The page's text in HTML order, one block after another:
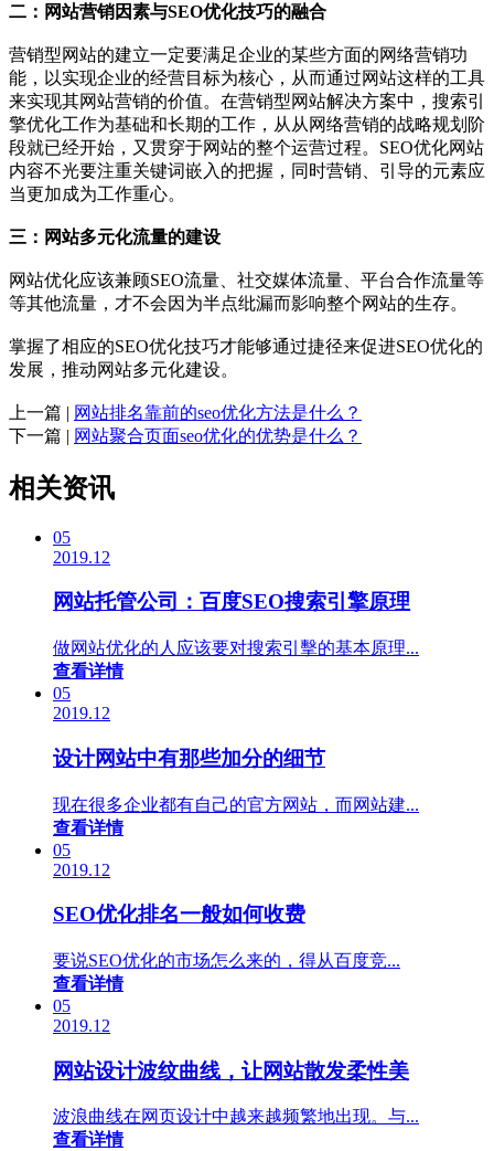
二：网站营销因素与SEO优化技巧的融合
营销型网站的建立一定要满足企业的某些方面的网络营销功
能，以实现企业的经营目标为核心，从而通过网站这样的工具
来实现其网站营销的价值。在营销型网站解决方案中，搜索引
擎优化工作为基础和长期的工作，从从网络营销的战略规划阶
段就已经开始，又贯穿于网站的整个运营过程。SEO优化网站
内容不光要注重关键词嵌入的把握，同时营销、引导的元素应
当更加成为工作重心。
三：网站多元化流量的建设
网站优化应该兼顾SEO流量、社交媒体流量、平台合作流量等
等其他流量，才不会因为半点纰漏而影响整个网站的生存。
掌握了相应的SEO优化技巧才能够通过捷径来促进SEO优化的
发展，推动网站多元化建设。
上一篇 | 网站排名靠前的seo优化方法是什么？
下一篇 | 网站聚合页面seo优化的优势是什么？
相关资讯
05
2019.12
网站托管公司：百度SEO搜索引擎原理
做网站优化的人应该要对搜索引擊的基本原理...
查看详情
05
2019.12
设计网站中有那些加分的细节
现在很多企业都有自己的官方网站，而网站建...
查看详情
05
2019.12
SEO优化排名一般如何收费
要说SEO优化的市场怎么来的，得从百度竞...
查看详情
05
2019.12
网站设计波纹曲线，让网站散发柔性美
波浪曲线在网页设计中越来越频繁地出现。与...
查看详情